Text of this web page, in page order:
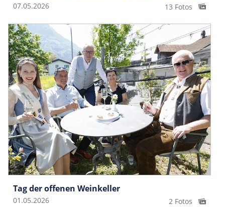
07.05.2026 13 Fotos
Tag der offenen Weinkeller
01.05.2026 2 Fotos